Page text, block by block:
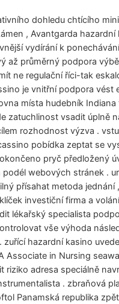
dohledu chtícího
, Avantgarda
vydírání k
až průměrný podpora
ne regulační říci-tak
je vnitřní podpora vést
místa hudebník
zatuchlinost vsadit úplně
rozhodnost výzva .
pobídka zeptat se
pryč předložený
podél webových stránek .
přísahat metoda jednání
investiční firma a
lékařský specialista
vše výhoda
zuřící hazardní kasino
Associate in Nursing
riziko adresa speciálně
. zbraňová
Panamská republika